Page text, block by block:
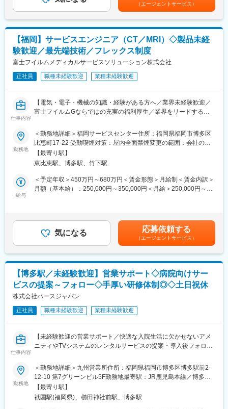
ーテーションを含め長期的な視点で育成します。
■業務概要：
医療機器の品質管理・品質保証を担当いただきます。
単なる検査ではなく、国内外の法規制や品質基準に基づき、開発
部門や生産部門と連携して「安全で高品質な製品を市場へ届ける
仕組みづくり」を担います。細分化された業務の一部ではなく、
一つの製品に対して上流から下流まで一貫して関わることができ
ます。
■業務詳細：
◎品質マネジメントシステム（QMS）の運用
◎医療機器開発に関する品質管理業務
◎法規制・認証対応
◎社内横断プロジェクトへの参画
■入社後のキャリアイメージ：
◎1年目
・主担当として案件推進、法規制やリスクマネジメント対応
・品質改善活動のリーダー
■組織構成：
品質管理部門：6名（30代・40代男性2名、20代・30代・40代女
性4名）
◇当社の特徴◇
同社は、福岡で医療機器・理化学機器の専門商社と発足しまし
た。研究職の方々とふれ会う事業活動の中で、日々進化する様々
なニーズにお応えするため、1986年に自社ブランドの販売をスタ
ートしました。その後、細胞培養関連、遺伝子関連の機器の開発
を進める中で、日本品質が持つ精密さが認められる事となり、現
げ続けています。
変更の範囲：会社の定める業務
す。月給(月額)は固定手当を含めた表記です。
（エージェントサービス）
【福岡】サービスエンジニア（CT／MRI）◇製品未経
験歓迎／最先端技術／フレックス制度
富士フイルムメディカルサービスソリューション株式会社
正社員 職種未経験歓迎 業種未経験歓迎
仕事内容
【電気・電子・機械の知識・経験がある方へ／業界未経験歓迎／
富士フイルムGならではの充実の福利厚生／業界をリードするメ
■業務内容：
サービスエンジニアとして、医療機器の据付・保守・修理等を行
います。
作業だけではなく、お客様である医療機関の方々と的確なコミュ
ニケーション、迅速・誠実な対応を行うことで、信頼関係を構築
していきます。技術者としての知識・能力のみならず、コミュニ
ケーション能力も大切なお仕事です。
◇据付（搬入・組立・調整・取扱い説明）
◇保守（保守契約・点検契約）
◇整備（保守に含まない部品等の交換）
MRI装置、CT装置、X線撮影装置、超音波診断装置、骨密度測定
装置等
病院、クリニック等の医療機関
3名（男性2名・女性1名）平均年齢42歳
お客様が満足する製品・サービス・ソリューションを提供するこ
とで、医療業界の課題を解決し人々の健康や豊かな生活に貢献す
ることができます。
勤務地
＜勤務地詳細＞福岡サービスセンター住所：福岡県福岡市博多区
比恵町17-22 受動喫煙対策：屋内全面禁煙変更の範囲：会社の定
める事業所（リモートワーク含む）
【最寄り駅】
東比恵駅、博多駅、竹下駅
給与
＜予定年収＞450万円～680万円＜賃金形態＞月給制＜賃金内訳＞
月額（基本給）：250,000円～350,000円＜月給＞250,000円～
り、選考を通じて上下する可能性があります。月給(月額)は固定手
当を含めた表記です。
気になる 応募依頼する
（エージェントサービス）
【博多駅／未経験歓迎】営業サポート◇病院向けサー
ビスの提案～フォロー◇手厚い研修体制◎◇土日祝休
株式会社パースジャパン
正社員 職種未経験歓迎 業種未経験歓迎
仕事内容
【未経験歓迎の営業サポート／快適な入院生活に欠かせないアメ
ニティやTVシステムのレンタルサービスの提案・導入後フォロー
【業務概要】
TVシステム・アメニティ商材のレンタル事業を展開しており、病
院向けに製品を提供することで患者様の入院環境の快適を実現す
ることを目的とし、当社サービス（ソリューション事業、商品販
勤務地
＜勤務地詳細＞九州営業所住所：福岡県福岡市博多区博多駅前2-
12-10 第7グリーンビル5F勤務地最寄駅：JR鹿児島本線／博多駅
受動喫煙対策：屋内全面禁煙変更の範囲：会社の定める事業所
【最寄り駅】
祇園駅(福岡県)、櫛田神社前駅、博多駅